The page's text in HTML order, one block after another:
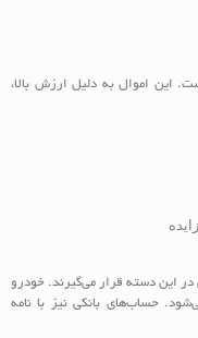
این اموال به دلیل ارزش بالا،
در این دسته قرار می‌گیرند. خودرو
حساب‌های بانکی نیز با نامه